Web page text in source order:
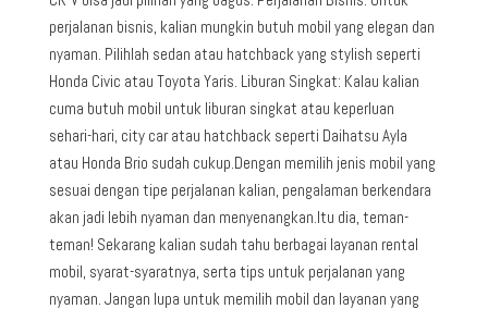
perjalanan bisnis, kalian mungkin butuh mobil yang elegan dan
nyaman. Pilihlah sedan atau hatchback yang stylish seperti
Honda Civic atau Toyota Yaris. Liburan Singkat: Kalau kalian
cuma butuh mobil untuk liburan singkat atau keperluan
sehari-hari, city car atau hatchback seperti Daihatsu Ayla
atau Honda Brio sudah cukup.Dengan memilih jenis mobil yang
sesuai dengan tipe perjalanan kalian, pengalaman berkendara
akan jadi lebih nyaman dan menyenangkan.Itu dia, teman-
teman! Sekarang kalian sudah tahu berbagai layanan rental
mobil, syarat-syaratnya, serta tips untuk perjalanan yang
nyaman. Jangan lupa untuk memilih mobil dan layanan yang